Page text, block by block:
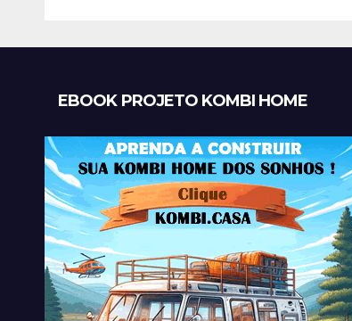
EBOOK PROJETO KOMBI HOME